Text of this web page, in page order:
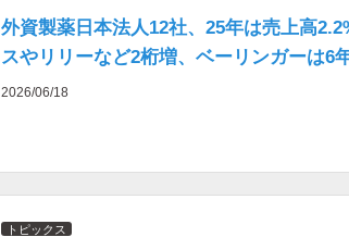
外資製薬日本法人12社、25年は売上高
スやリリーなど2桁増、ベーリンガーは6
2026/06/18
トピックス